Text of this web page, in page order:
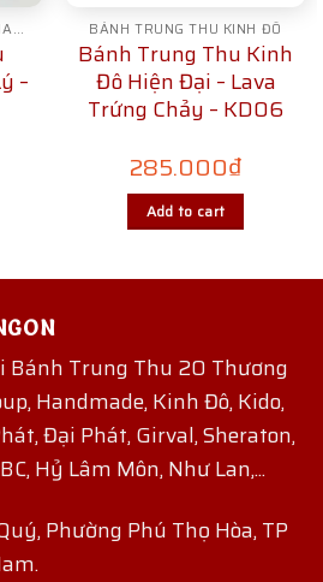
BÁNH TRUNG THU HANDMADE
–
BÁNH TRUNG THU KINH ĐÔ
Bánh Trung Thu Kinh
Đô Hiện Đại – Lava
Trứng Chảy – KD06
285.000₫
Add to cart
Bánh Trung Thu 20 Thương
Handmade, Kinh Đô, Kido,
Đại Phát, Girval, Sheraton,
Hỷ Lâm Môn, Như Lan,...
Phường Phú Thọ Hòa, TP